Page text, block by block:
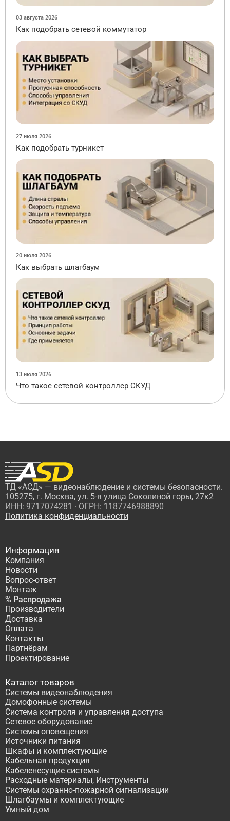
03 августа 2026
Как подобрать сетевой коммутатор
27 июля 2026
Как подобрать турникет
20 июля 2026
Как выбрать шлагбаум
13 июля 2026
Что такое сетевой контроллер СКУД
ТД «АСД» — видеонаблюдение и системы безопасности.
105275, г. Москва, ул. 5-я улица Соколиной горы, 27к2
ИНН: 9717074281 · ОГРН: 1187746988890
Политика конфиденциальности
Информация
Компания
Новости
Вопрос-ответ
Монтаж
% Распродажа
Производители
Доставка
Оплата
Контакты
Партнёрам
Проектирование
Каталог товаров
Системы видеонаблюдения
Домофонные системы
Система контроля и управления доступа
Сетевое оборудование
Системы оповещения
Источники питания
Шкафы и комплектующие
Кабельная продукция
Кабеленесущие системы
Расходные материалы, Инструменты
Системы охранно-пожарной сигнализации
Шлагбаумы и комплектующие
Умный дом